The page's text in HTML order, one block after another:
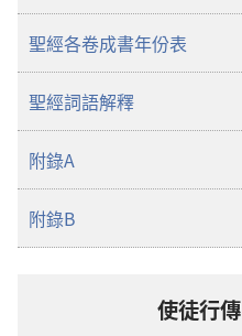
世
界
譯
本
聖經各卷成書年份表
聖經詞語解釋
附錄A
附錄B
使徒行傳